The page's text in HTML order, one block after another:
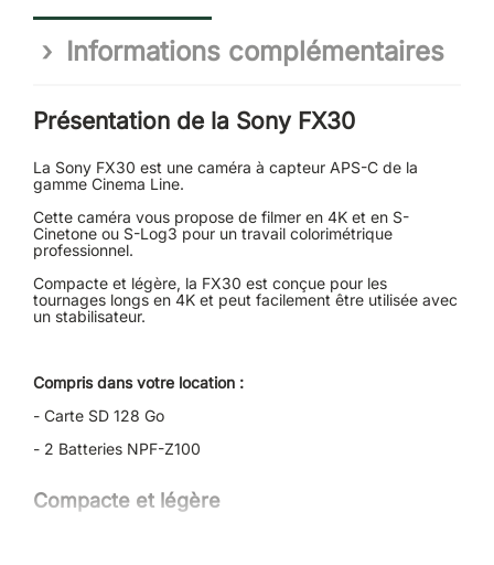
Informations complémentaires
Présentation de la Sony FX30
La Sony FX30 est une caméra à capteur APS-C de la
gamme Cinema Line.
Cette caméra vous propose de filmer en 4K et en S-
Cinetone ou S-Log3 pour un travail colorimétrique
professionnel.
Compacte et légère, la FX30 est conçue pour les
tournages longs en 4K et peut facilement être utilisée avec
un stabilisateur.
Compris dans votre location :
- Carte SD 128 Go
- 2 Batteries NPF-Z100
Compacte et légère